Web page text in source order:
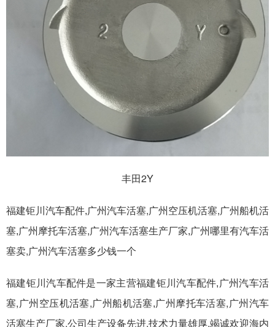
丰田2Y
福建钜川汽车配件,广州汽车活塞,广州空压机活塞,广州船机活
塞,广州摩托车活塞,广州汽车活塞生产厂家,广州哪里有汽车活
塞卖,广州汽车活塞多少钱一个
福建钜川汽车配件是一家主营福建钜川汽车配件,广州汽车活
塞,广州空压机活塞,广州船机活塞,广州摩托车活塞,广州汽车
活塞生产厂家,公司生产设备先进,技术力量雄厚.竭诚欢迎海内